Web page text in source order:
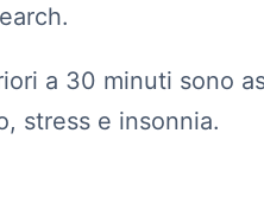
a 30 minuti sono
stress e insonnia.